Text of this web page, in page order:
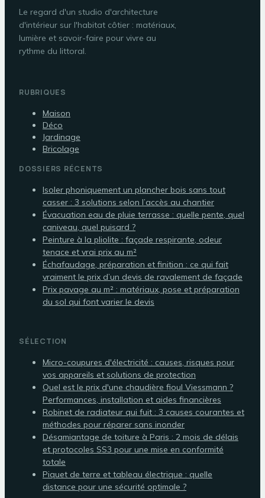
Le regard d'un studio d'architecture
d'intérieur sur l'habitat côtier : matériaux,
lumière et savoir-faire pour vivre au
rythme du littoral.
RUBRIQUES
Maison
Déco
Jardinage
Bricolage
DOSSIERS RÉCENTS
Isoler phoniquement un plancher bois sans tout
casser : 3 solutions selon l’accès au chantier
Évacuation eau de pluie terrasse : quelle pente, quel
caniveau, quel puisard ?
Peinture à la pliolite : façade respirante, odeur
tenace et vrai prix au m²
Échafaudage, préparation et finition : ce qui fait
vraiment le prix d’un devis de ravalement de façade
Prix pavage au m² : matériaux, pose et préparation
du sol qui font varier le devis
SÉLECTION
Micro-coupures d'électricité : causes, risques pour
vos appareils et solutions de protection
Quel est le prix d'une chaudière fioul Viessmann ?
Performances, installation et aides financières
Robinet de radiateur qui fuit : 3 causes courantes et
méthodes pour réparer sans inonder
Désamiantage de toiture à Paris : 2 mois de délais
et protocoles SS3 pour une mise en conformité
totale
Piquet de terre et tableau électrique : quelle
distance pour une sécurité optimale ?